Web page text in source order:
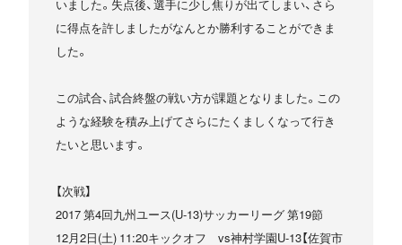
いました。失点後、選手に少し焦りが出てしまい、さら
に得点を許しましたがなんとか勝利することができま
した。
この試合、試合終盤の戦い方が課題となりました。この
ような経験を積み上げてさらにたくましくなって行き
たいと思います。
【次戦】
2017 第4回九州ユース(U-13)サッカーリーグ 第19節
12月2日(土) 11:20キックオフ vs神村学園U-13【佐賀市